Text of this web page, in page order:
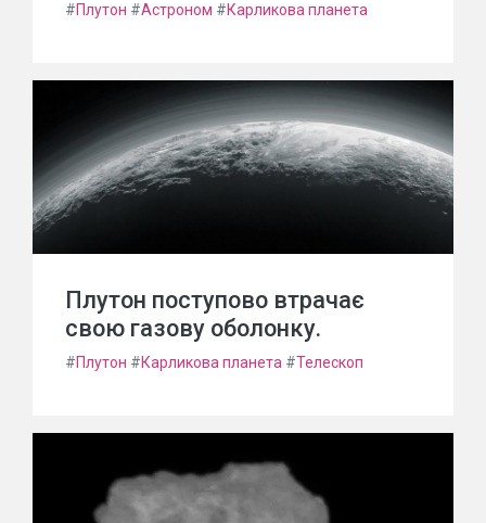
#Плутон #Астроном #Карликова планета
Плутон поступово втрачає
свою газову оболонку.
#Плутон #Карликова планета #Телескоп